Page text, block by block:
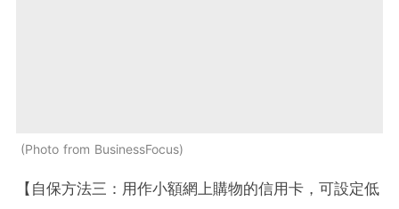
Photo from BusinessFocus
【自保方法三：用作小額網上購物的信用卡，可設定低